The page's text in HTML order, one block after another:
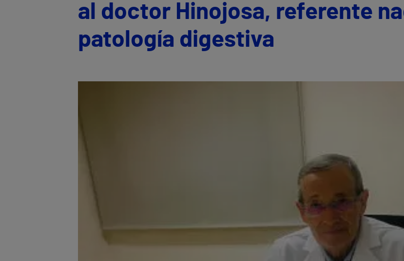
al doctor Hinojosa, referente
patología digestiva